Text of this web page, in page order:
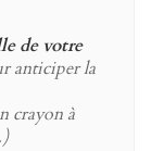
de votre
anticiper la
crayon à